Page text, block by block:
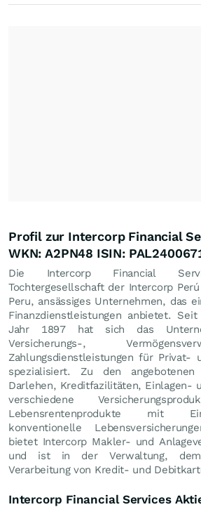
Profil zur Intercorp Financial
WKN: A2PN48 ISIN:
Die Intercorp Financial
Tochtergesellschaft der Intercorp
Peru, ansässiges Unternehmen, das
Finanzdienstleistungen anbietet.
Jahr 1897 hat sich das
Versicherungs-,
Zahlungsdienstleistungen für Privat-
spezialisiert. Zu den angebotenen
Darlehen, Kreditfazilitäten, Einlagen-
verschiedene
Lebensrentenprodukte mit
konventionelle
bietet Intercorp Makler- und
und ist in der Verwaltung,
Verarbeitung von Kredit- und
Intercorp Financial Services